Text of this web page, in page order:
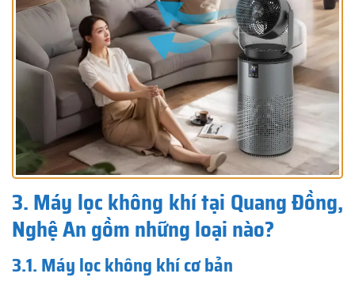
3. Máy lọc không khí tại Quang Đồng,
Nghệ An gồm những loại nào?
3.1. Máy lọc không khí cơ bản